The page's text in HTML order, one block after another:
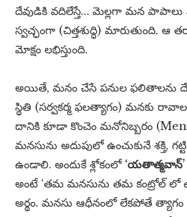
దేవుడికి వదిలేస్తే… మెల్లగా మన
స్వచ్ఛంగా (చిత్తశుద్ధి) మారుతుంది. ఆ
మోక్షం లభిస్తుంది.
అయితే, మనం చేసే పనుల ఫలితాలను
స్థితి (సర్వకర్మ ఫలత్యాగం) మనకు
దానికి కూడా కొంచెం మనోనిబ్బరం
మనసును అదుపులో ఉంచుకునే శక్తి,
ఉండాలి. అందుకే శ్లోకంలో ‘యతాత్మవాన్’
అంటే ‘తమ మనసును తమ కంట్రోల్ లో
అర్థం. మనసు ఆధీనంలో లేకపోతే త్యాగం